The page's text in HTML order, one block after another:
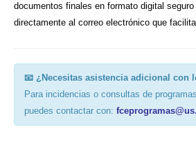
documentos finales en formato digital
directamente al correo electrónico que
📧 ¿Necesitas asistencia adicional con
Para incidencias o consultas de
puedes contactar con: